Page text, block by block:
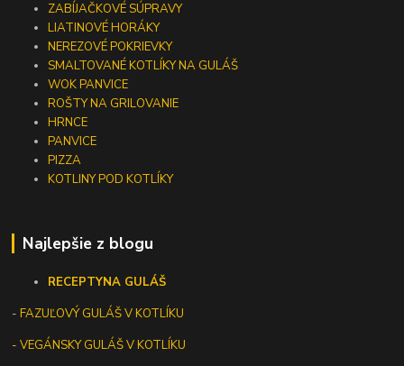
ZABÍJAČKOVÉ SÚPRAVY
LIATINOVÉ HORÁKY
NEREZOVÉ POKRIEVKY
SMALTOVANÉ KOTLÍKY NA GULÁŠ
WOK PANVICE
ROŠTY NA GRILOVANIE
HRNCE
PANVICE
PIZZA
KOTLINY POD KOTLÍKY
Najlepšie z blogu
RECEPTYNA GULÁŠ
-FAZUĽOVÝ GULÁŠ V KOTLÍKU
- VEGÁNSKY GULÁŠ V KOTLÍKU